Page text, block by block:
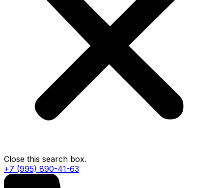
Close this search box.
+7 (995) 890-41-63